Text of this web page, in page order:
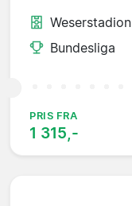
Weserstadion
Bundesliga
PRIS FRA
1 315,-